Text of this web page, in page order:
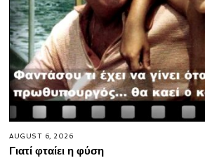
AUGUST 6, 2026
Γιατί φταίει η φύση